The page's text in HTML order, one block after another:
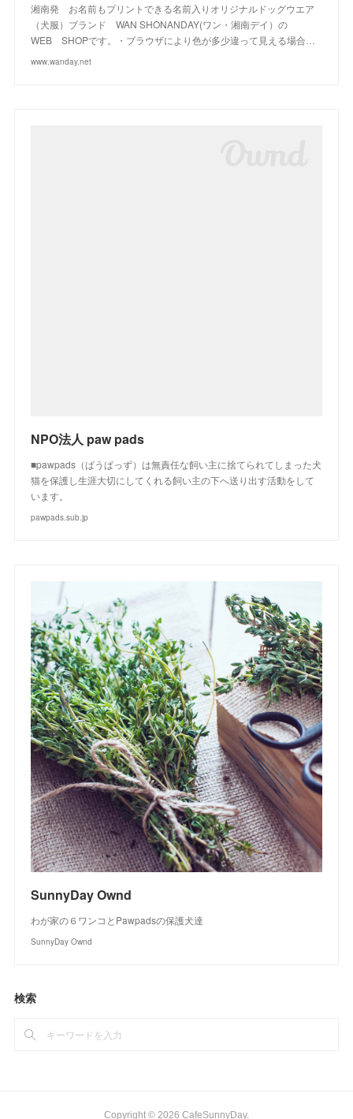
湘南発 お名前もプリントできる名前入りオリジナルドッグウエア
（犬服）ブランド WAN SHONANDAY(ワン・湘南デイ）の
WEB SHOPです。・ブラウザにより色が多少違って見える場合…
www.wanday.net
NPO法人 paw pads
■pawpads（ぱうぱっず）は無責任な飼い主に捨てられてしまった犬
猫を保護し生涯大切にしてくれる飼い主の下へ送り出す活動をして
います。
pawpads.sub.jp
SunnyDay Ownd
わが家の６ワンコとPawpadsの保護犬達
SunnyDay Ownd
検索
Copyright © 2026 CafeSunnyDay.